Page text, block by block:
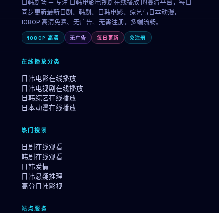
日韩剧场 — 专注 日韩电影电视剧在线播放 的高清平台，每日
同步更新最新日剧、韩剧、日韩电影、综艺与日本动漫，
1080P 高清免费、无广告、无需注册，多端流畅。
1080P 高清 无广告 每日更新 免注册
在线播放分类
日韩电影在线播放
日韩电视剧在线播放
日韩综艺在线播放
日本动漫在线播放
热门搜索
日剧在线观看
韩剧在线观看
日韩爱情
日韩悬疑推理
高分日韩影视
站点服务